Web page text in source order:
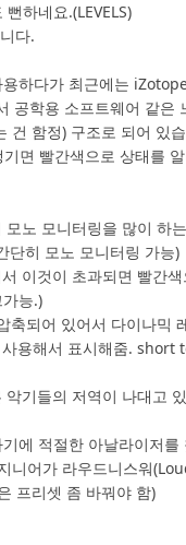
하네요.(LEVELS)
다.
하다가 최근에는
학용 소프트웨어 같
건 함정) 구조로 되어 있
면 빨간색으로 상태를
노 모니터링을 많이
단히 모노 모니터링 가능)
이것이 초과되면 빨간
능.)
되어 있어서 다이나
용해서 표시해줌.
기들의 저역이 나대고
에 적절한 아날라이저
어가 라우드니스워
프리셋 좀 바꿔야 함)